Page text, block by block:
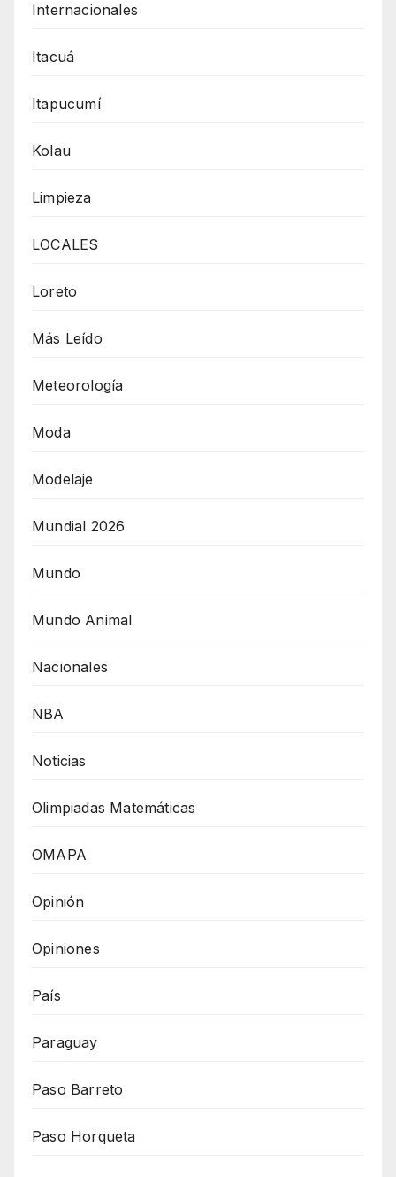
Internacionales
Itacuá
Itapucumí
Kolau
Limpieza
LOCALES
Loreto
Más Leído
Meteorología
Moda
Modelaje
Mundial 2026
Mundo
Mundo Animal
Nacionales
NBA
Noticias
Olimpiadas Matemáticas
OMAPA
Opinión
Opiniones
País
Paraguay
Paso Barreto
Paso Horqueta